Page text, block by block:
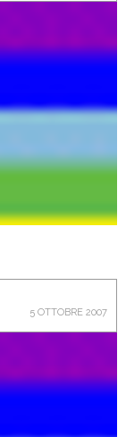
5 OTTOBRE 2007